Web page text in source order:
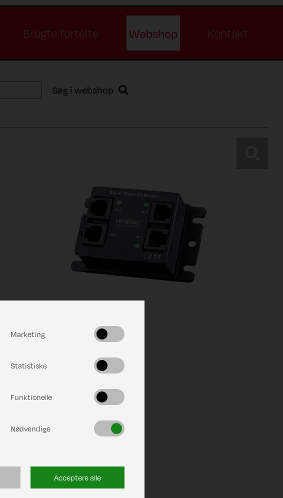
Brugte fortelte Webshop Kontakt
Søg i webshop
Marketing
Statistiske
Funktionelle
Nødvendige
Acceptere alle